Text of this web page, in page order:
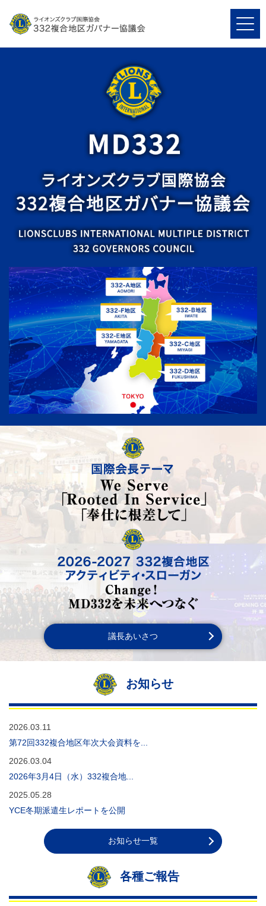
MD332
ライオンズクラブ国際協会
332複合地区ガバナー協議会
LIONSCLUBS INTERNATIONAL MULTIPLE DISTRICT 332
GOVERNORS COUNCIL
国際会長テーマ
We Serve
Make Your Mark 足跡をしるす
2024-2025 332複合地区アクティビティ・スロ
ーガン
ライオンズ活動に変革を!! 変革は今から そし
てあなたから MD332はワンチーム
議長あいさつ
お知らせ
2026.03.11
第72回332複合地区年次大会資料を...
2026.03.04
2026年3月4日（水）332複合地...
2025.05.28
YCE冬期派遣生レポートを公開
お知らせ一覧
各種ご報告